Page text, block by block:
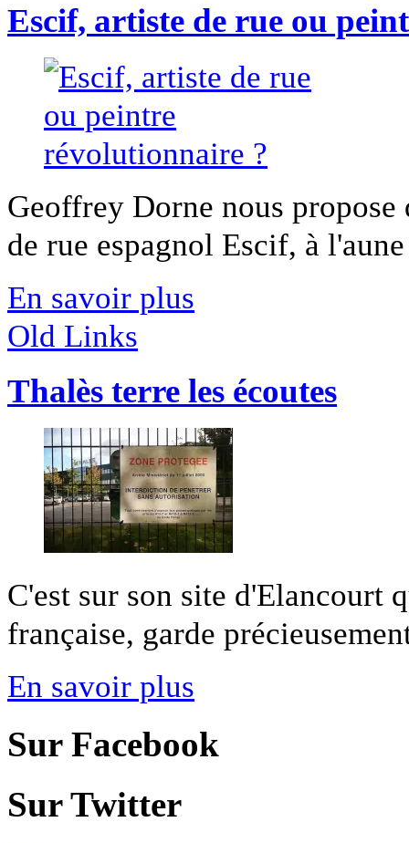
Escif, artiste de rue ou
Geoffrey Dorne nous
de rue espagnol Escif, à
En savoir plus
Old Links
Thalès terre les écoutes
C'est sur son site d'Elancourt
française, garde
En savoir plus
Sur Facebook
Sur Twitter